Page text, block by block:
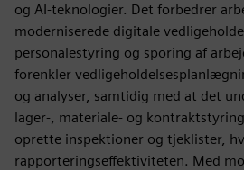
og AI-teknologier. Det forbedrer
moderniserede digitale
personalestyring og sporing af
forenkler
og analyser, samtidig med at det
lager-, materiale- og
oprette inspektioner og tjeklister,
rapporteringseffektiviteten. Med